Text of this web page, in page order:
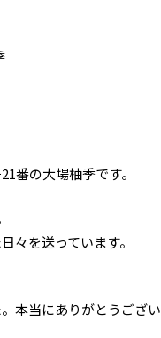
番の大場柚季です。
々を送っています。
本当にありがとうござい